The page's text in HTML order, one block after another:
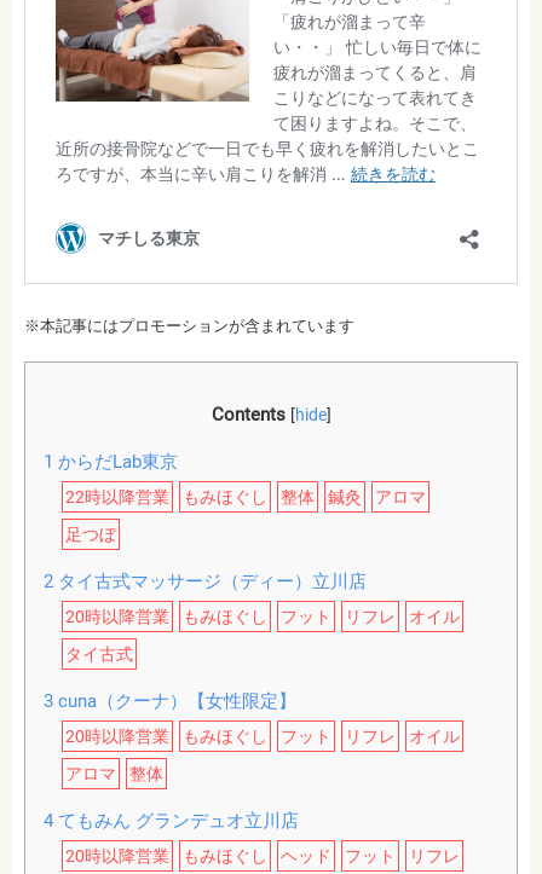
※本記事にはプロモーションが含まれています
Contents [hide]
1 からだLab東京
22時以降営業 もみほぐし 整体 鍼灸
アロマ
足つぼ
2タイ古式マッサージ（ディー）立川店
20時以降営業 もみほぐし フット リフレ
オイル
タイ古式
3cuna（クーナ）【女性限定】
20時以降営業 もみほぐし フット リフレ
オイル
アロマ
整体
4てもみん グランデュオ立川店
20時以降営業 もみほぐし ヘッド フット リフレ